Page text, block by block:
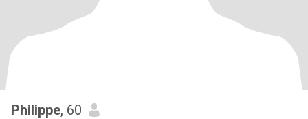
Philippe, 60